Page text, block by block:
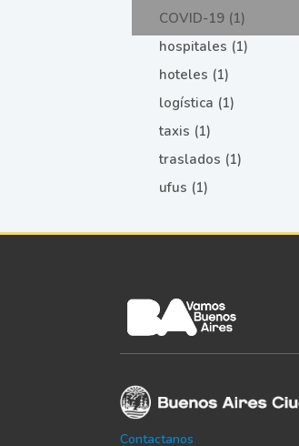
COVID-19 (1)
hospitales (1)
hoteles (1)
logística (1)
taxis (1)
traslados (1)
ufus (1)
Contactanos